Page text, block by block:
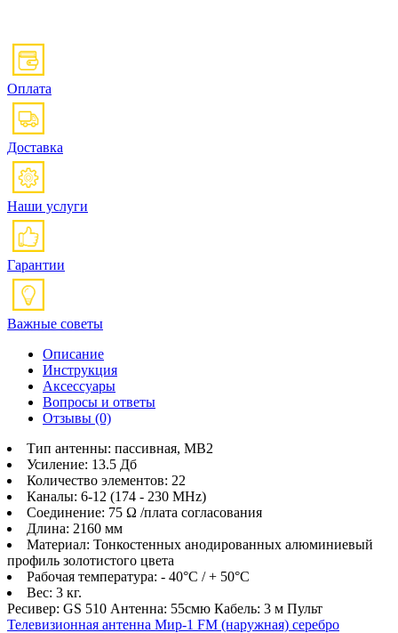
Оплата
Доставка
Наши услуги
Гарантии
Важные советы
Описание
Инструкция
Аксессуары
Вопросы и ответы
Отзывы (0)
Тип антенны: пассивная, МВ2
Усиление: 13.5 Дб
Количество элементов: 22
Каналы: 6-12 (174 - 230 MHz)
Соединение: 75 Ω /плата согласования
Длина: 2160 мм
Материал: Тонкостенных анодированных алюминиевый
профиль золотистого цвета
Рабочая температура: - 40°C / + 50°C
Вес: 3 кг.
Ресивер: GS 510 Антенна: 55смю Кабель: 3 м Пульт
Телевизионная антенна Мир-1 FM (наружная) серебро